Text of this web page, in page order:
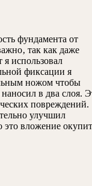
фундамента от
так как даже
использовал
фиксации я
ножом чтобы
в два слоя.
повреждений.
улучшил
это вложение